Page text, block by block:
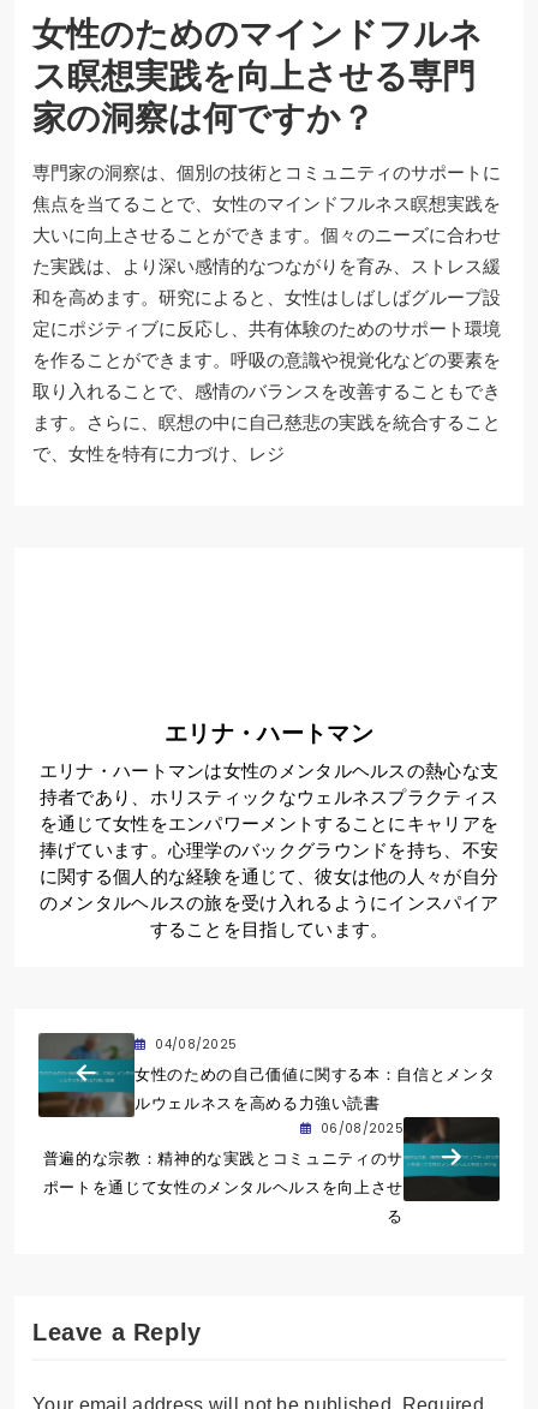
女性のためのマインドフルネ
ス瞑想実践を向上させる専門
家の洞察は何ですか？
専門家の洞察は、個別の技術とコミュニティのサポートに
焦点を当てることで、女性のマインドフルネス瞑想実践を
大いに向上させることができます。個々のニーズに合わせ
た実践は、より深い感情的なつながりを育み、ストレス緩
和を高めます。研究によると、女性はしばしばグループ設
定にポジティブに反応し、共有体験のためのサポート環境
を作ることができます。呼吸の意識や視覚化などの要素を
取り入れることで、感情のバランスを改善することもでき
ます。さらに、瞑想の中に自己慈悲の実践を統合すること
で、女性を特有に力づけ、レジ
エリナ・ハートマン
エリナ・ハートマンは女性のメンタルヘルスの熱心な支
持者であり、ホリスティックなウェルネスプラクティス
を通じて女性をエンパワーメントすることにキャリアを
捧げています。心理学のバックグラウンドを持ち、不安
に関する個人的な経験を通じて、彼女は他の人々が自分
のメンタルヘルスの旅を受け入れるようにインスパイア
することを目指しています。
04/08/2025
女性のための自己価値に関する本：自信とメンタ
ルウェルネスを高める力強い読書
06/08/2025
普遍的な宗教：精神的な実践とコミュニティのサ
ポートを通じて女性のメンタルヘルスを向上させ
る
Leave a Reply
Your email address will not be published. Required